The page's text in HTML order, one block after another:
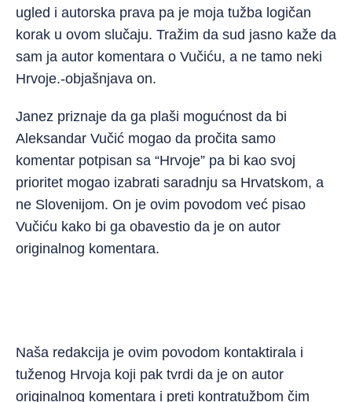
ugled i autorska prava pa je moja tužba logičan
korak u ovom slučaju. Tražim da sud jasno kaže da
sam ja autor komentara o Vučiću, a ne tamo neki
Hrvoje.-objašnjava on.
Janez priznaje da ga plaši mogućnost da bi
Aleksandar Vučić mogao da pročita samo
komentar potpisan sa “Hrvoje” pa bi kao svoj
prioritet mogao izabrati saradnju sa Hrvatskom, a
ne Slovenijom. On je ovim povodom već pisao
Vučiću kako bi ga obavestio da je on autor
originalnog komentara.
Naša redakcija je ovim povodom kontaktirala i
tuženog Hrvoja koji pak tvrdi da je on autor
originalnog komentara i preti kontratužbom čim